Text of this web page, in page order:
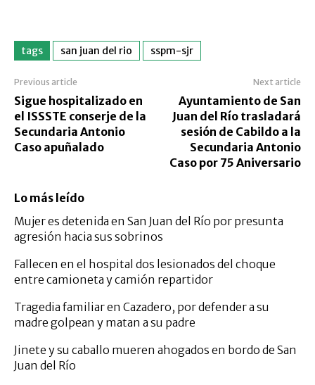
tags san juan del rio sspm-sjr
Previous article
Sigue hospitalizado en
el ISSSTE conserje de la
Secundaria Antonio
Caso apuñalado
Next article
Ayuntamiento de San
Juan del Río trasladará
sesión de Cabildo a la
Secundaria Antonio
Caso por 75 Aniversario
Lo más leído
Mujer es detenida en San Juan del Río por presunta
agresión hacia sus sobrinos
Fallecen en el hospital dos lesionados del choque
entre camioneta y camión repartidor
Tragedia familiar en Cazadero, por defender a su
madre golpean y matan a su padre
Jinete y su caballo mueren ahogados en bordo de San
Juan del Río